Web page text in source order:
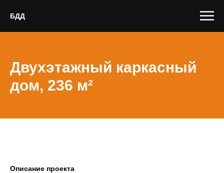
БДД
Двухэтажный каркасный
дом, 236 м²
Описание проекта